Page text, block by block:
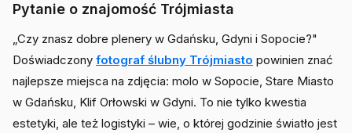
Pytanie o znajomość Trójmiasta
„Czy znasz dobre plenery w Gdańsku, Gdyni i Sopocie?"
Doświadczony fotograf ślubny Trójmiasto powinien znać
najlepsze miejsca na zdjęcia: molo w Sopocie, Stare Miasto
w Gdańsku, Klif Orłowski w Gdyni. To nie tylko kwestia
estetyki, ale też logistyki – wie, o której godzinie światło jest